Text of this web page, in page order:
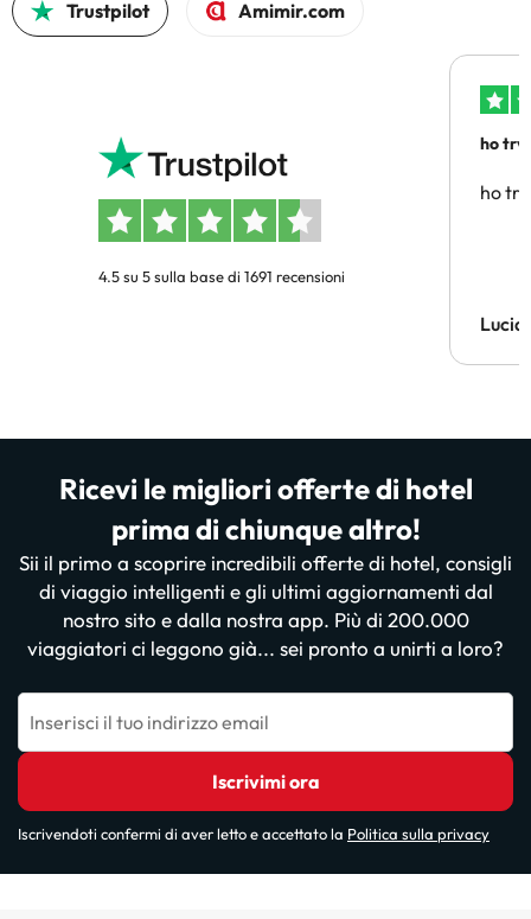
Trustpilot Amimir.com
4.5 su 5 sulla base di 1691 recensioni
ho
ho
Lucia
Ricevi le migliori offerte di hotel
prima di chiunque altro!
Sii il primo a scoprire incredibili offerte di hotel, consigli
di viaggio intelligenti e gli ultimi aggiornamenti dal
nostro sito e dalla nostra app. Più di 200.000
viaggiatori ci leggono già... sei pronto a unirti a loro?
Inserisci il tuo indirizzo email
Iscrivimi ora
Iscrivendoti confermi di aver letto e accettato la Politica sulla privacy